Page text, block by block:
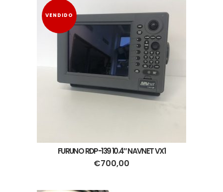
VENDIDO
FURUNO RDP-139 10.4″ NAVNET VX1
€700,00